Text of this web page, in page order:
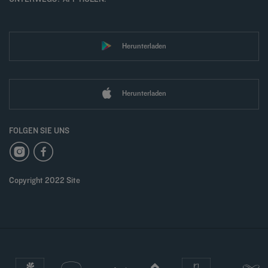
Herunterladen
Herunterladen
FOLGEN SIE UNS
Copyright 2022 Site